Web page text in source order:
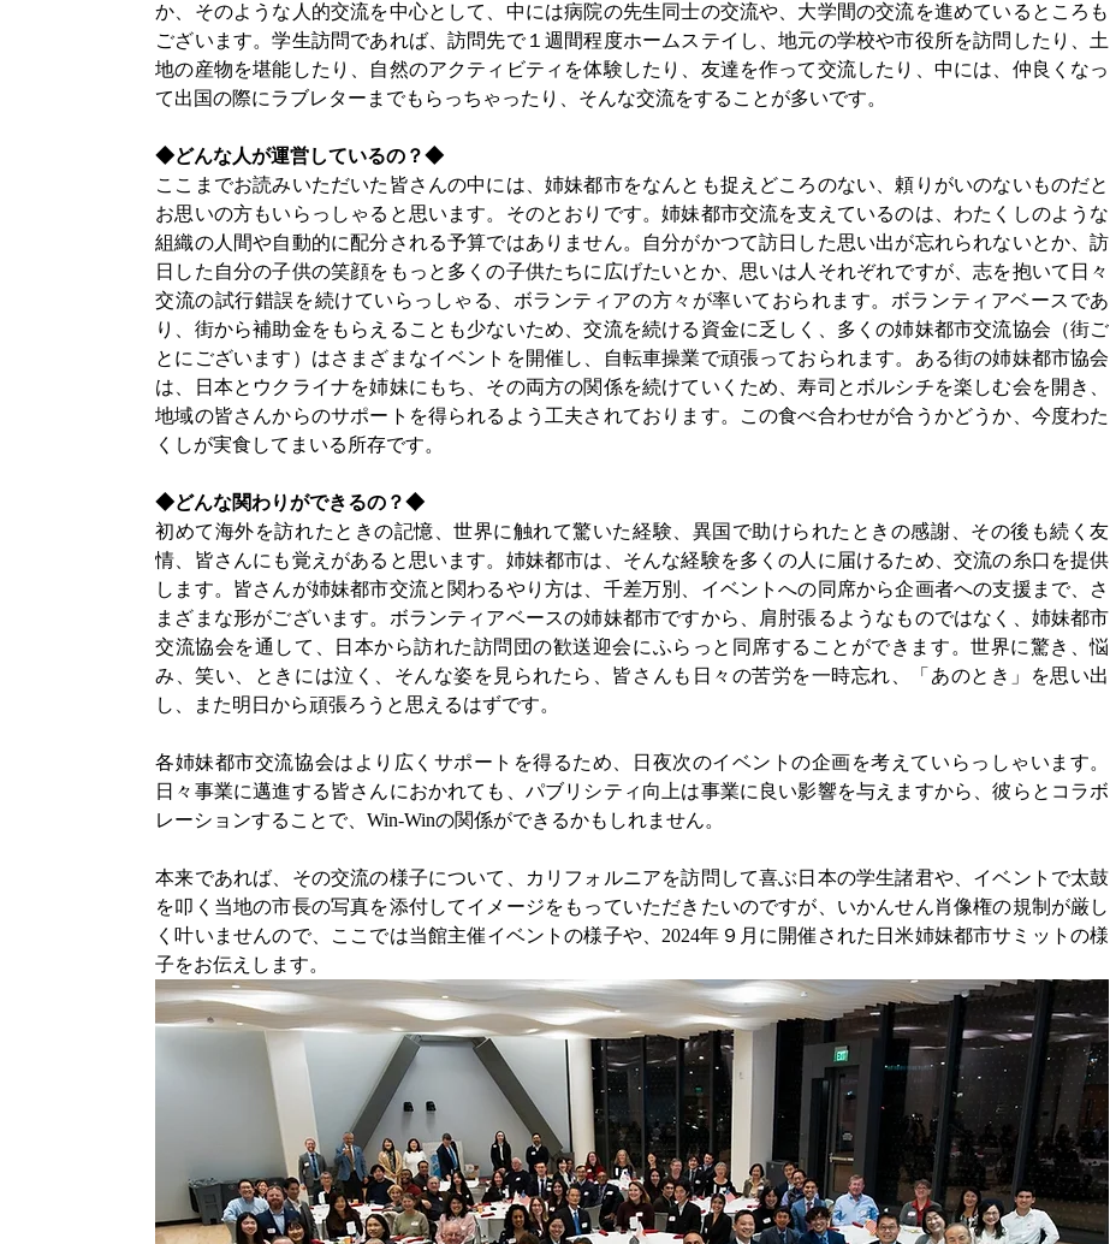
か、そのような人的交流を中心として、中には病院の先生同士の交流や、大学間の交流を進めているところも
ございます。学生訪問であれば、訪問先で１週間程度ホームステイし、地元の学校や市役所を訪問したり、土
地の産物を堪能したり、自然のアクティビティを体験したり、友達を作って交流したり、中には、仲良くなっ
て出国の際にラブレターまでもらっちゃったり、そんな交流をすることが多いです。
◆どんな人が運営しているの？◆
ここまでお読みいただいた皆さんの中には、姉妹都市をなんとも捉えどころのない、頼りがいのないものだと
お思いの方もいらっしゃると思います。そのとおりです。姉妹都市交流を支えているのは、わたくしのような
組織の人間や自動的に配分される予算ではありません。自分がかつて訪日した思い出が忘れられないとか、訪
日した自分の子供の笑顔をもっと多くの子供たちに広げたいとか、思いは人それぞれですが、志を抱いて日々
交流の試行錯誤を続けていらっしゃる、ボランティアの方々が率いておられます。ボランティアベースであ
り、街から補助金をもらえることも少ないため、交流を続ける資金に乏しく、多くの姉妹都市交流協会（街ご
とにございます）はさまざまなイベントを開催し、自転車操業で頑張っておられます。ある街の姉妹都市協会
は、日本とウクライナを姉妹にもち、その両方の関係を続けていくため、寿司とボルシチを楽しむ会を開き、
地域の皆さんからのサポートを得られるよう工夫されております。この食べ合わせが合うかどうか、今度わた
くしが実食してまいる所存です。
◆どんな関わりができるの？◆
初めて海外を訪れたときの記憶、世界に触れて驚いた経験、異国で助けられたときの感謝、その後も続く友
情、皆さんにも覚えがあると思います。姉妹都市は、そんな経験を多くの人に届けるため、交流の糸口を提供
します。皆さんが姉妹都市交流と関わるやり方は、千差万別、イベントへの同席から企画者への支援まで、さ
まざまな形がございます。ボランティアベースの姉妹都市ですから、肩肘張るようなものではなく、姉妹都市
交流協会を通して、日本から訪れた訪問団の歓送迎会にふらっと同席することができます。世界に驚き、悩
み、笑い、ときには泣く、そんな姿を見られたら、皆さんも日々の苦労を一時忘れ、「あのとき」を思い出
し、また明日から頑張ろうと思えるはずです。
各姉妹都市交流協会はより広くサポートを得るため、日夜次のイベントの企画を考えていらっしゃいます。
日々事業に邁進する皆さんにおかれても、パブリシティ向上は事業に良い影響を与えますから、彼らとコラボ
レーションすることで、Win-Winの関係ができるかもしれません。
本来であれば、その交流の様子について、カリフォルニアを訪問して喜ぶ日本の学生諸君や、イベントで太鼓
を叩く当地の市長の写真を添付してイメージをもっていただきたいのですが、いかんせん肖像権の規制が厳し
く叶いませんので、ここでは当館主催イベントの様子や、2024年９月に開催された日米姉妹都市サミットの様
子をお伝えします。